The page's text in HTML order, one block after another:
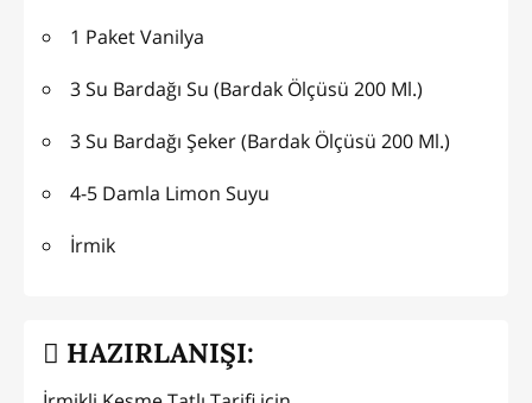
1 Paket Vanilya
3 Su Bardağı Su (Bardak Ölçüsü 200 Ml.)
3 Su Bardağı Şeker (Bardak Ölçüsü 200 Ml.)
4-5 Damla Limon Suyu
İrmik
HAZIRLANIŞI: